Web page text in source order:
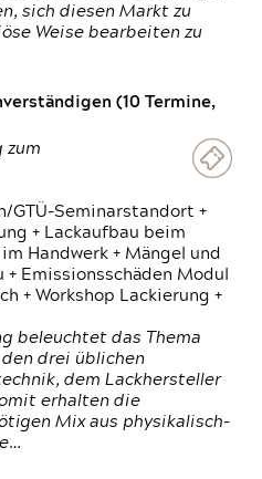
sich diesen Markt zu
Weise bearbeiten zu
(10 Termine,
zum
GTÜ-Seminarstandort +
+ Lackaufbau beim
Handwerk + Mängel und
+ Emissionsschäden Modul
+ Workshop Lackierung +
beleuchtet das Thema
den drei üblichen
dem Lackhersteller
erhalten die
Mix aus physikalisch-